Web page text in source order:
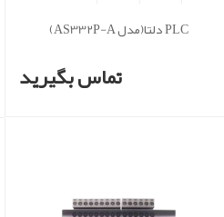
PLC دلتا(مدل AS332P-A)
تماس بگیرید